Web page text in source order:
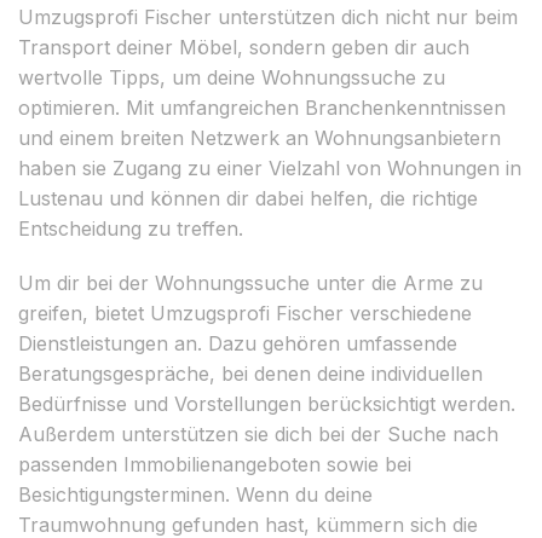
Umzugsprofi Fischer unterstützen dich nicht nur beim
Transport deiner Möbel, sondern geben dir auch
wertvolle Tipps, um deine Wohnungssuche zu
optimieren. Mit umfangreichen Branchenkenntnissen
und einem breiten Netzwerk an Wohnungsanbietern
haben sie Zugang zu einer Vielzahl von Wohnungen in
Lustenau und können dir dabei helfen, die richtige
Entscheidung zu treffen.
Um dir bei der Wohnungssuche unter die Arme zu
greifen, bietet Umzugsprofi Fischer verschiedene
Dienstleistungen an. Dazu gehören umfassende
Beratungsgespräche, bei denen deine individuellen
Bedürfnisse und Vorstellungen berücksichtigt werden.
Außerdem unterstützen sie dich bei der Suche nach
passenden Immobilienangeboten sowie bei
Besichtigungsterminen. Wenn du deine
Traumwohnung gefunden hast, kümmern sich die